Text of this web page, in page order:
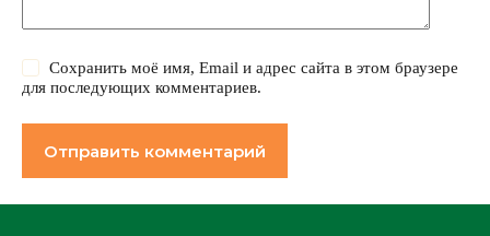
Сохранить моё имя, Email и адрес сайта в этом браузере
для последующих комментариев.
Отправить комментарий